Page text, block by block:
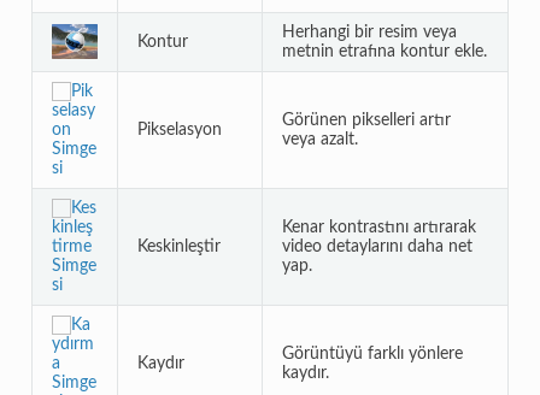
Kontur
Herhangi bir resim veya
metnin etrafına kontur ekle.
Pikselasyon
Görünen pikselleri artır
veya azalt.
Keskinleştir
Kenar kontrastını artırarak
video detaylarını daha net
yap.
Kaydır
Görüntüyü farklı yönlere
kaydır.